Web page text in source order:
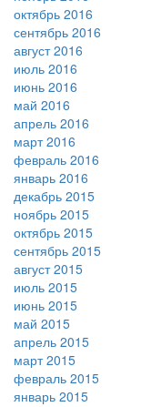
октябрь 2016
сентябрь 2016
август 2016
июль 2016
июнь 2016
май 2016
апрель 2016
март 2016
февраль 2016
январь 2016
декабрь 2015
ноябрь 2015
октябрь 2015
сентябрь 2015
август 2015
июль 2015
июнь 2015
май 2015
апрель 2015
март 2015
февраль 2015
январь 2015